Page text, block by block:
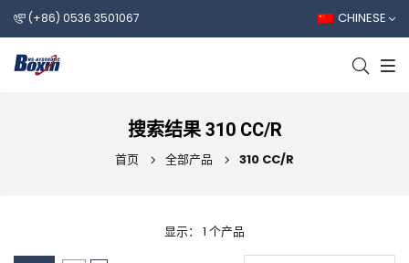
(+86) 0536 3501067 CHINESE
搜索结果 310 CC/R
首页 全部产品 310 CC/R
显示： 1 个产品